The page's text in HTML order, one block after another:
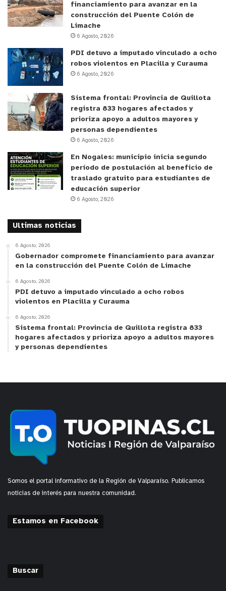
financiamiento para avanzar en la
construcción del Puente Colón de
Limache
6 Agosto, 2026
PDI detuvo a imputado vinculado a ocho
robos violentos en Placilla y Curauma
6 Agosto, 2026
Sistema frontal: Provincia de Quillota
registra 833 hogares afectados y
prioriza apoyo a adultos mayores y
personas dependientes
6 Agosto, 2026
En Nogales: municipio inicia segundo
período de postulación al beneficio de
traslado gratuito para estudiantes de
educación superior
6 Agosto, 2026
Ultimas noticias
6 Agosto, 2026
Gobernador compromete financiamiento para avanzar
en la construcción del Puente Colón de Limache
6 Agosto, 2026
PDI detuvo a imputado vinculado a ocho robos
violentos en Placilla y Curauma
6 Agosto, 2026
Sistema frontal: Provincia de Quillota registra 833
hogares afectados y prioriza apoyo a adultos mayores
y personas dependientes
Somos el portal informativo de la Región de Valparaíso. Publicamos
noticias de interés para nuestra comunidad.
Estamos en Facebook
Buscar